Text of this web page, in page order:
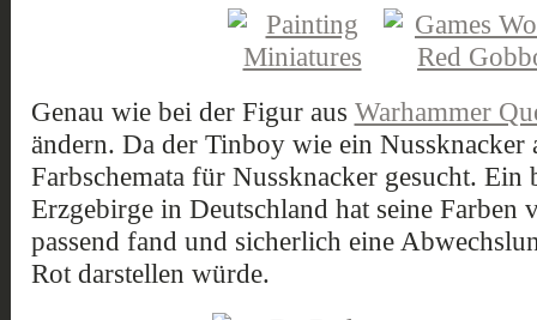
Genau wie bei der Figur aus Warhammer
ändern. Da der Tinboy wie ein Nussknacker
Farbschemata für Nussknacker gesucht. Ein
Erzgebirge in Deutschland hat seine Farben
passend fand und sicherlich eine
Rot darstellen würde.